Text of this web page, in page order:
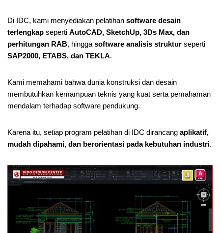
Di IDC, kami menyediakan pelatihan software desain
terlengkap seperti AutoCAD, SketchUp, 3Ds Max, dan
perhitungan RAB, hingga software analisis struktur seperti
SAP2000, ETABS, dan TEKLA.
Kami memahami bahwa dunia konstruksi dan desain
membutuhkan kemampuan teknis yang kuat serta pemahaman
mendalam terhadap software pendukung.
Karena itu, setiap program pelatihan di IDC dirancang aplikatif,
mudah dipahami, dan berorientasi pada kebutuhan industri.